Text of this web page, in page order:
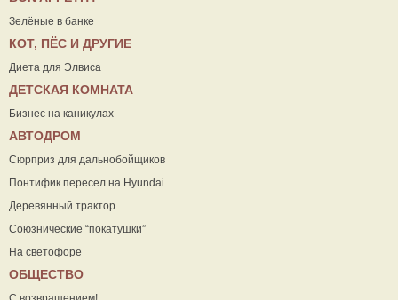
Зелёные в банке
КОТ, ПЁС И ДРУГИЕ
Диета для Элвиса
ДЕТСКАЯ КОМНАТА
Бизнес на каникулах
АВТОДРОМ
Сюрприз для дальнобойщиков
Понтифик пересел на Hyundai
Деревянный трактор
Союзнические “покатушки”
На светофоре
ОБЩЕСТВО